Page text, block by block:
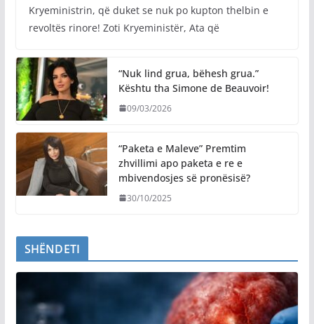
Kryeministrin, që duket se nuk po kupton thelbin e
revoltës rinore! Zoti Kryeministër, Ata që
“Nuk lind grua, bëhesh grua.”
Kështu tha Simone de Beauvoir!
09/03/2026
“Paketa e Maleve” Premtim
zhvillimi apo paketa e re e
mbivendosjes së pronësisë?
30/10/2025
SHËNDETI